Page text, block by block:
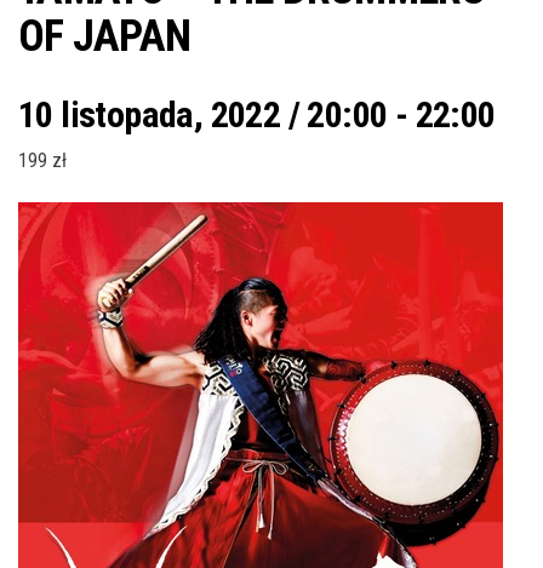
OF JAPAN
10 listopada, 2022 / 20:00 - 22:00
199 zł